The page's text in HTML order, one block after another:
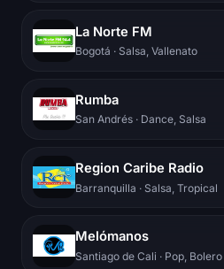
La Norte FM
Bogotá · Salsa, Vallenato
Rumba
San Andrés · Dance, Salsa
Region Caribe Radio
Barranquilla · Salsa, Tropical
Melómanos
Santiago de Cali · Pop, Bolero